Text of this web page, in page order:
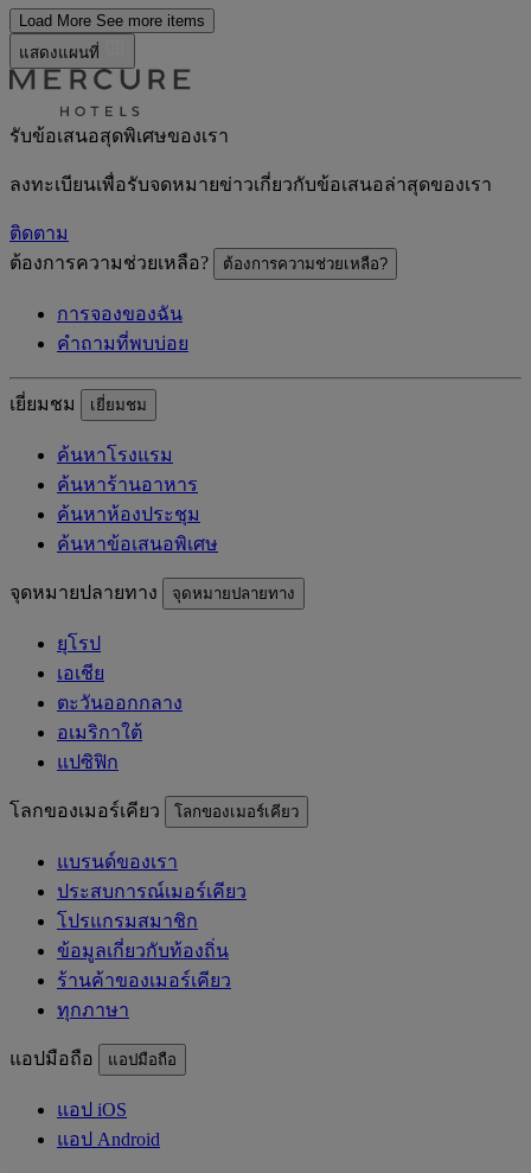
Load More See more items
แสดงแผนที่
รับข้อเสนอสุดพิเศษของเรา
ลงทะเบียนเพื่อรับจดหมายข่าวเกี่ยวกับข้อเสนอล่าสุดของเรา
ติดตาม
ต้องการความช่วยเหลือ?
ต้องการความช่วยเหลือ?
การจองของฉัน
คำถามที่พบบ่อย
เยี่ยมชม เยี่ยมชม
ค้นหาโรงแรม
ค้นหาร้านอาหาร
ค้นหาห้องประชุม
ค้นหาข้อเสนอพิเศษ
จุดหมายปลายทาง จุดหมายปลายทาง
ยุโรป
เอเชีย
ตะวันออกกลาง
อเมริกาใต้
แปซิฟิก
โลกของเมอร์เคียว โลกของเมอร์เคียว
แบรนด์ของเรา
ประสบการณ์เมอร์เคียว
โปรแกรมสมาชิก
ข้อมูลเกี่ยวกับท้องถิ่น
ร้านค้าของเมอร์เคียว
ทุกภาษา
แอปมือถือ แอปมือถือ
แอป iOS
แอป Android